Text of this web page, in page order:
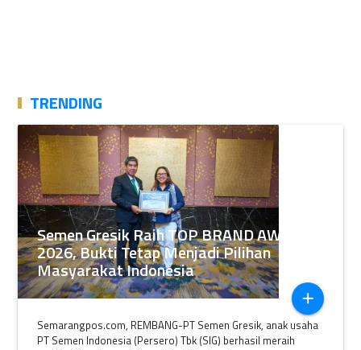
TRENDING
Semen Gresik Raih TOP BRAND AWARDS
2026, Bukti Tetap Menjadi Pilihan
Masyarakat Indonesia
add
Semarangpos.com, REMBANG-PT Semen Gresik, anak usaha
PT Semen Indonesia (Persero) Tbk (SIG) berhasil meraih